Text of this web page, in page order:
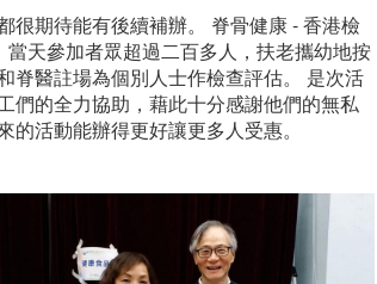
很期待能有後續補辦。 脊骨健康 - 香港檢
天參加者眾超過二百多人，扶老攜幼地按
脊醫註場為個別人士作檢查評估。 是次活
們的全力協助，藉此十分感謝他們的無私
活動能辦得更好讓更多人受惠。